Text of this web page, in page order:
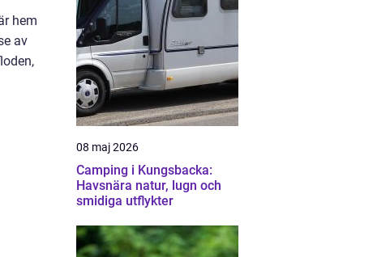
hem
av
08 maj 2026
Camping i Kungsbacka:
Havsnära natur, lugn och
smidiga utflykter